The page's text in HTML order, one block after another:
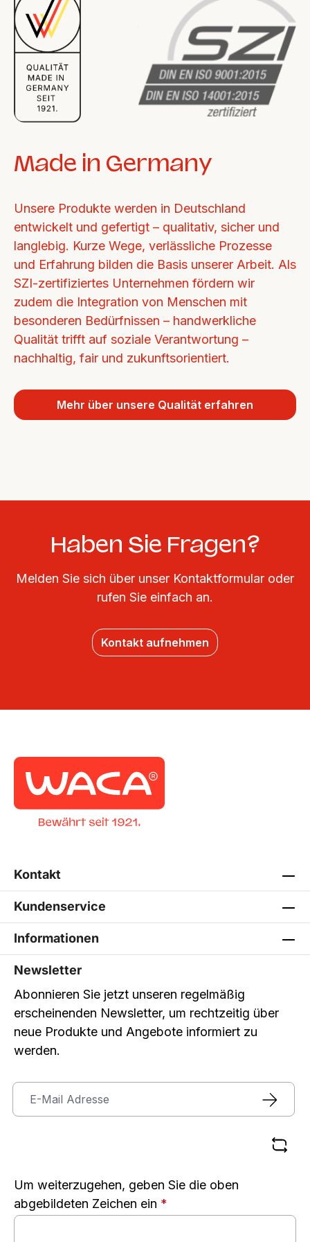
Made in Germany
Unsere Produkte werden in Deutschland
entwickelt und gefertigt – qualitativ, sicher und
langlebig. Kurze Wege, verlässliche Prozesse
und Erfahrung bilden die Basis unserer Arbeit. Als
SZI-zertifiziertes Unternehmen fördern wir
zudem die Integration von Menschen mit
besonderen Bedürfnissen – handwerkliche
Qualität trifft auf soziale Verantwortung –
nachhaltig, fair und zukunftsorientiert.
Mehr über unsere Qualität erfahren
Haben Sie Fragen?
Melden Sie sich über unser Kontaktformular oder
rufen Sie einfach an.
Kontakt aufnehmen
Kontakt
Kundenservice
Informationen
Newsletter
Abonnieren Sie jetzt unseren regelmäßig
erscheinenden Newsletter, um rechtzeitig über
neue Produkte und Angebote informiert zu
werden.
Um weiterzugehen, geben Sie die oben
abgebildeten Zeichen ein *